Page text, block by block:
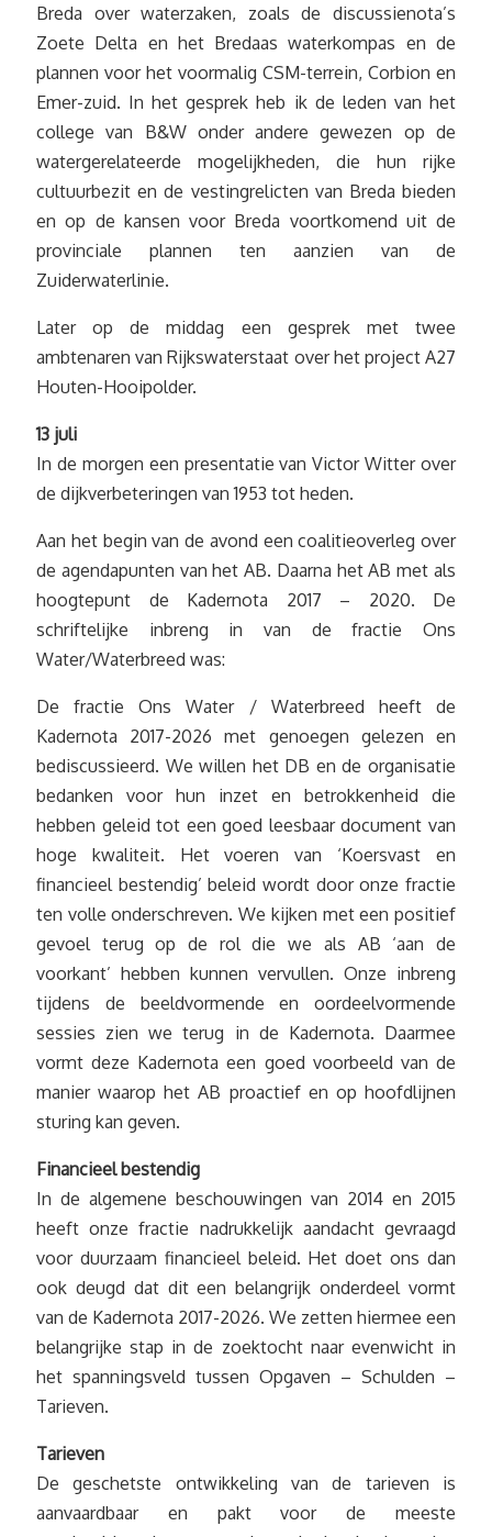
Breda over waterzaken, zoals de discussienota’s
Zoete Delta en het Bredaas waterkompas en de
plannen voor het voormalig CSM-terrein, Corbion en
Emer-zuid. In het gesprek heb ik de leden van het
college van B&W onder andere gewezen op de
watergerelateerde mogelijkheden, die hun rijke
cultuurbezit en de vestingrelicten van Breda bieden
en op de kansen voor Breda voortkomend uit de
provinciale plannen ten aanzien van de
Zuiderwaterlinie.
Later op de middag een gesprek met twee
ambtenaren van Rijkswaterstaat over het project A27
Houten-Hooipolder.
13 juli
In de morgen een presentatie van Victor Witter over
de dijkverbeteringen van 1953 tot heden.
Aan het begin van de avond een coalitieoverleg over
de agendapunten van het AB. Daarna het AB met als
hoogtepunt de Kadernota 2017 – 2020. De
schriftelijke inbreng in van de fractie Ons
Water/Waterbreed was:
De fractie Ons Water / Waterbreed heeft de
Kadernota 2017-2026 met genoegen gelezen en
bediscussieerd. We willen het DB en de organisatie
bedanken voor hun inzet en betrokkenheid die
hebben geleid tot een goed leesbaar document van
hoge kwaliteit. Het voeren van ‘Koersvast en
financieel bestendig’ beleid wordt door onze fractie
ten volle onderschreven. We kijken met een positief
gevoel terug op de rol die we als AB ‘aan de
voorkant’ hebben kunnen vervullen. Onze inbreng
tijdens de beeldvormende en oordeelvormende
sessies zien we terug in de Kadernota. Daarmee
vormt deze Kadernota een goed voorbeeld van de
manier waarop het AB proactief en op hoofdlijnen
sturing kan geven.
Financieel bestendig
In de algemene beschouwingen van 2014 en 2015
heeft onze fractie nadrukkelijk aandacht gevraagd
voor duurzaam financieel beleid. Het doet ons dan
ook deugd dat dit een belangrijk onderdeel vormt
van de Kadernota 2017-2026. We zetten hiermee een
belangrijke stap in de zoektocht naar evenwicht in
het spanningsveld tussen Opgaven – Schulden –
Tarieven.
Tarieven
De geschetste ontwikkeling van de tarieven is
aanvaardbaar en pakt voor de meeste